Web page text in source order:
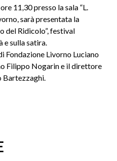
11,30 presso la sala “L.
sarà presentata la
del Ridicolo”, festival
e sulla satira.
Fondazione Livorno Luciano
Filippo Nogarin e il direttore
Bartezzaghi.